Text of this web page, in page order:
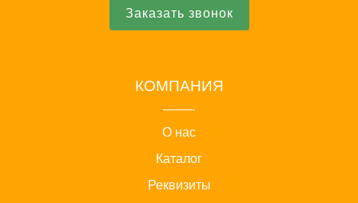
Заказать звонок
КОМПАНИЯ
О нас
Каталог
Реквизиты